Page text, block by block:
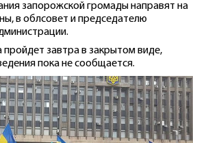
запорожской громады направят на
в облсовет и председателю
завтра в закрытом виде,
пока не сообщается.